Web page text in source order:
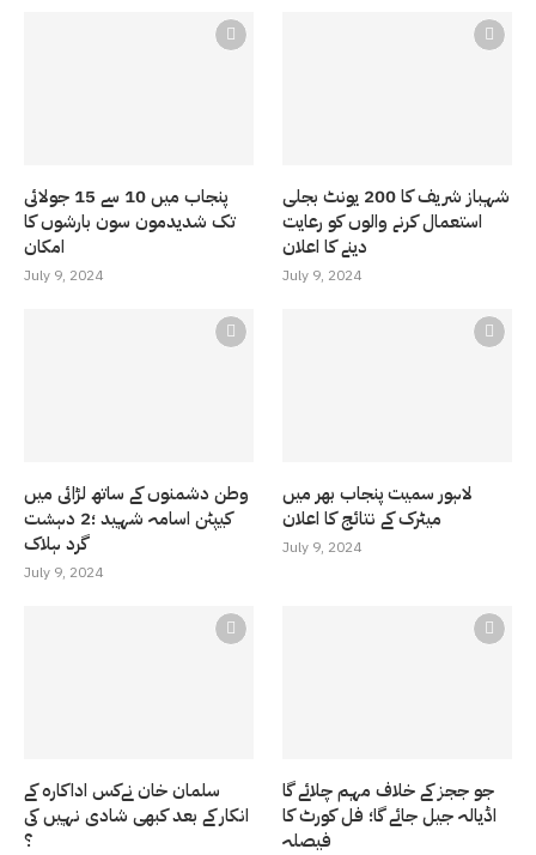
پنجاب میں 10 سے 15 جولائی
تک شدیدمون سون بارشوں کا
امکان
July 9, 2024
شہباز شریف کا 200 یونٹ بجلی
استعمال کرنے والوں کو رعایت
دینے کا اعلان
July 9, 2024
وطن دشمنوں کے ساتھ لڑائی میں
کیپٹن اسامہ شہید ؛2 دہشت
گرد ہلاک
July 9, 2024
لاہور سمیت پنجاب بھر میں
میٹرک کے نتائج کا اعلان
July 9, 2024
سلمان خان نےکس اداکارہ کے
انکار کے بعد کبھی شادی نہیں کی
؟
جو ججز کے خلاف مہم چلائے گا
اڈیالہ جیل جائے گا؛ فل کورٹ کا
فیصلہ